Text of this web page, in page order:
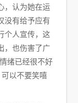
，认为她在运
没有给予应有
个人宣传，这
，也伤害了广
绪已经很不好
以不要笑嘻